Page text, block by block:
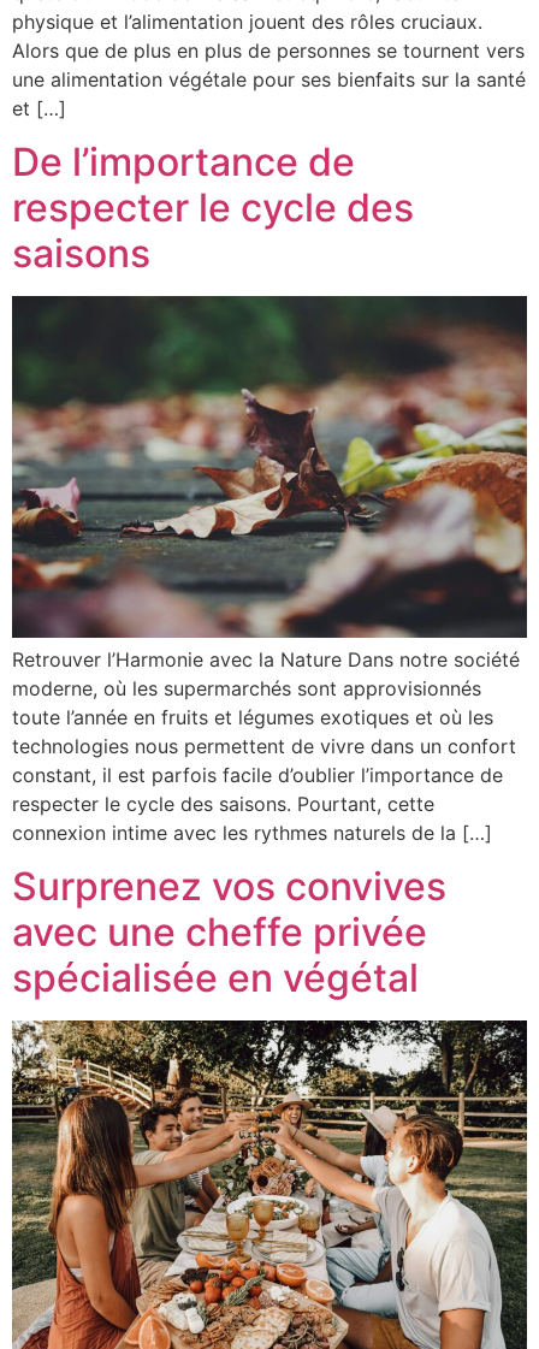
physique et l’alimentation jouent des rôles cruciaux.
Alors que de plus en plus de personnes se tournent vers
une alimentation végétale pour ses bienfaits sur la santé
et […]
De l’importance de
respecter le cycle des
saisons
Retrouver l’Harmonie avec la Nature Dans notre société
moderne, où les supermarchés sont approvisionnés
toute l’année en fruits et légumes exotiques et où les
technologies nous permettent de vivre dans un confort
constant, il est parfois facile d’oublier l’importance de
respecter le cycle des saisons. Pourtant, cette
connexion intime avec les rythmes naturels de la […]
Surprenez vos convives
avec une cheffe privée
spécialisée en végétal